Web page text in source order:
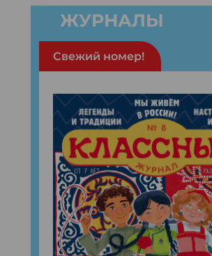
ЖУРНАЛЫ
Свежий номер!